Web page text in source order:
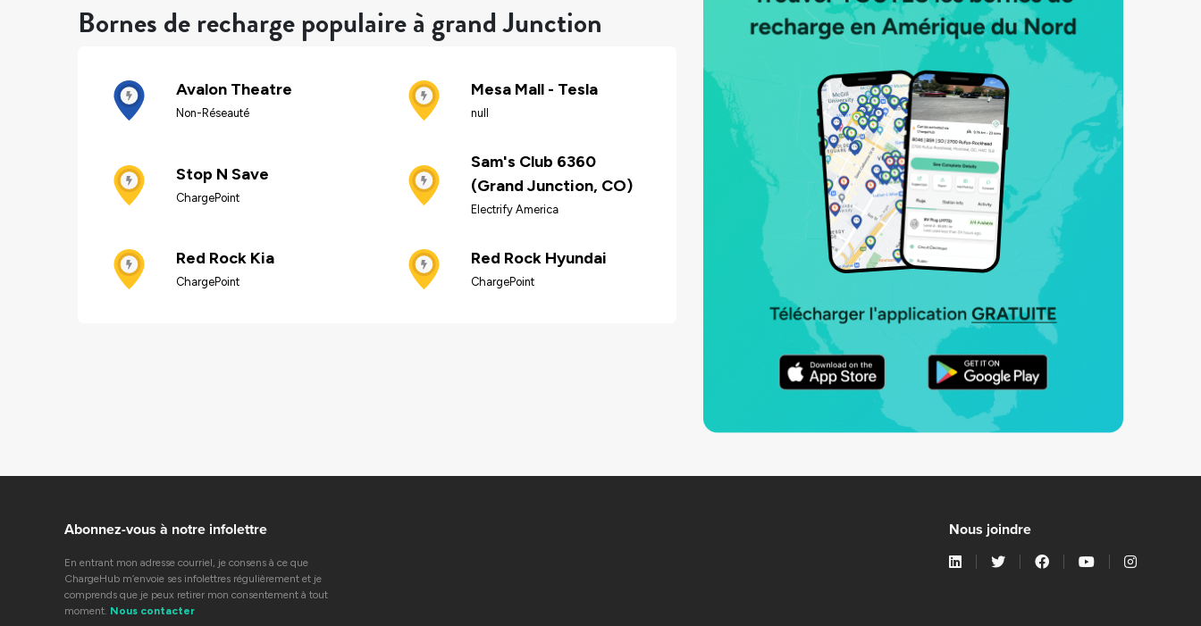
Bornes de recharge populaire à grand Junction
Avalon Theatre
Non-Réseauté
Mesa Mall - Tesla
null
Stop N Save
ChargePoint
Sam's Club 6360
(Grand Junction, CO)
Electrify America
Red Rock Kia
ChargePoint
Red Rock Hyundai
ChargePoint
Abonnez-vous à notre infolettre
En entrant mon adresse courriel, je consens à ce que
ChargeHub m’envoie ses infolettres régulièrement et je
comprends que je peux retirer mon consentement à tout
moment. Nous contacter
Nous joindre